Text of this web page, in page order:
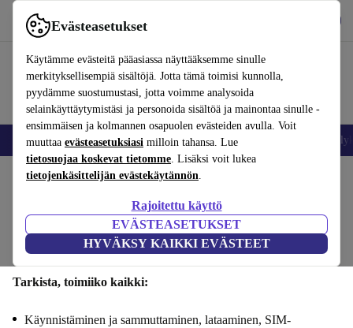
Evästeasetukset
Käytämme evästeitä pääasiassa näyttääksemme sinulle
merkityksellisempiä sisältöjä. Jotta tämä toimisi kunnolla,
pyydämme suostumustasi, jotta voimme analysoida
selainkäyttäytymistäsi ja personoida sisältöä ja mainontaa sinulle -
ensimmäisen ja kolmannen osapuolen evästeiden avulla. Voit
muuttaa evästeasetuksiasi milloin tahansa. Lue
tietosuojaa koskevat tietomme. Lisäksi voit lukea
tietojenkäsittelijän evästekäytännön.
Rajoitettu käyttö
EVÄSTEASETUKSET
HYVÄKSY KAIKKI EVÄSTEET
Käytä refurbed-palvelua nopeasti ja helposti
Matkapuhelimet ja älypuhelimet Kannettavat tietokoneet
Vaiheet 1/4
Toiminnallisuus Tekniset tiedot Tarjous Henkilötiedot
Tarkista, toimiiko kaikki:
Käynnistäminen ja sammuttaminen, lataaminen, SIM-